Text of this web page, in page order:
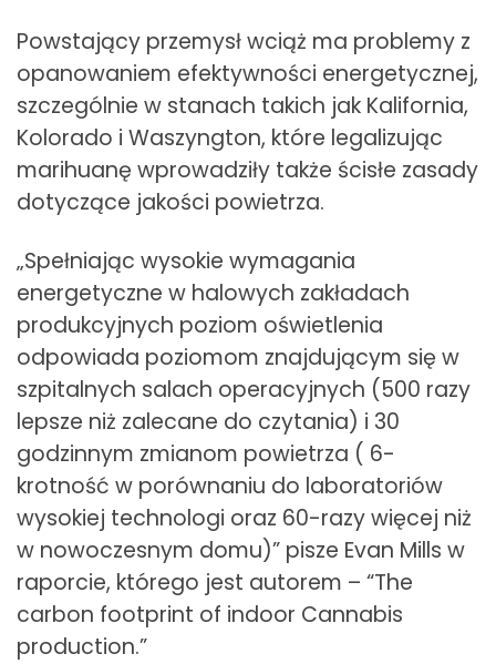
Powstający przemysł wciąż ma problemy z
opanowaniem efektywności energetycznej,
szczególnie w stanach takich jak Kalifornia,
Kolorado i Waszyngton, które legalizując
marihuanę wprowadziły także ścisłe zasady
dotyczące jakości powietrza.
„Spełniając wysokie wymagania
energetyczne w halowych zakładach
produkcyjnych poziom oświetlenia
odpowiada poziomom znajdującym się w
szpitalnych salach operacyjnych (500 razy
lepsze niż zalecane do czytania) i 30
godzinnym zmianom powietrza ( 6-
krotność w porównaniu do laboratoriów
wysokiej technologi oraz 60-razy więcej niż
w nowoczesnym domu)” pisze Evan Mills w
raporcie, którego jest autorem – “The
carbon footprint of indoor Cannabis
production.”